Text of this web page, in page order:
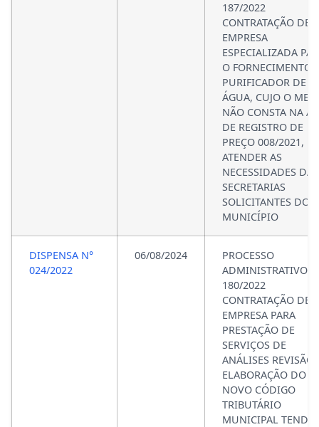
187/2022
CONTRATAÇÃO DE
EMPRESA
ESPECIALIZADA
O FORNECIMENTO
PURIFICADOR DE
ÁGUA, CUJO O
NÃO CONSTA NA
DE REGISTRO DE
PREÇO 008/2021,
ATENDER AS
NECESSIDADES DAS
SECRETARIAS
SOLICITANTES DO
MUNICÍPIO
DISPENSA N°
024/2022
06/08/2024
PROCESSO
ADMINISTRATIVO
180/2022
CONTRATAÇÃO DE
EMPRESA PARA
PRESTAÇÃO DE
SERVIÇOS DE
ANÁLISES REVISÃO
ELABORAÇÃO DO
NOVO CÓDIGO
TRIBUTÁRIO
MUNICIPAL TENDO